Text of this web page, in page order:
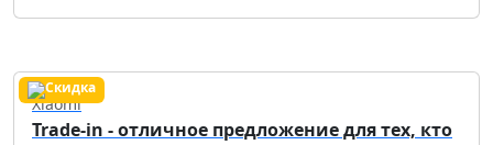
Xiaomi
Trade-in - отличное предложение для тех, кто